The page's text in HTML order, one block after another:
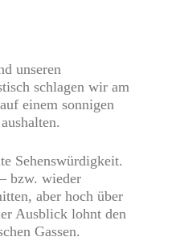
unseren
schlagen wir am
einem sonnigen
Sehenswürdigkeit.
bzw. wieder
aber hoch über
Ausblick lohnt den
Gassen.